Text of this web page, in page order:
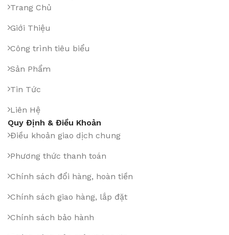
Trang Chủ
Giới Thiệu
Công trình tiêu biểu
Sản Phẩm
Tin Tức
Liên Hệ
Quy Định & Điều Khoản
Điều khoản giao dịch chung
Phương thức thanh toán
Chính sách đổi hàng, hoàn tiền
Chính sách giao hàng, lắp đặt
Chính sách bảo hành